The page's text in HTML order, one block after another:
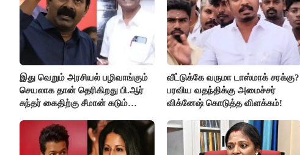
இது வெறும் அரசியல் பழிவாங்கும்
செயலாக தான் தெரிகிறது பி.ஆர்
சுந்தர் கைதிற்கு சீமான் கடும்
வீட்டுக்கே வருமா டாஸ்மாக் சரக்கு?
பரவிய வதந்திக்கு அமைச்சர்
விக்னேஷ் கொடுத்த விளக்கம்!